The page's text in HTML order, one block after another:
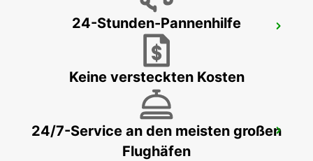
HASSELT SWINNEN
BRÜHL
24-Stunden-Pannenhilfe
Keine versteckten Kosten
24/7-Service an den meisten großen
Flughäfen